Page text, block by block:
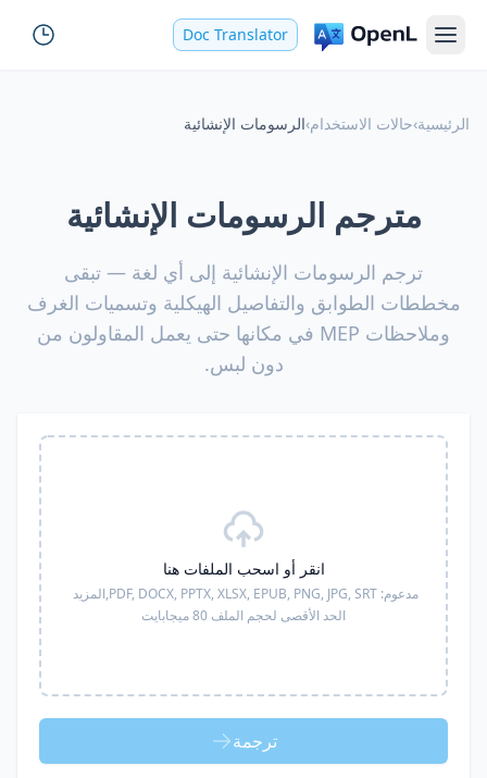
Doc Translator
الرئيسية›حالات الاستخدام›الرسومات الإنشائية
مترجم الرسومات الإنشائية
ترجم الرسومات الإنشائية إلى أي لغة — تبقى
مخططات الطوابق والتفاصيل الهيكلية وتسميات الغرف
وملاحظات MEP في مكانها حتى يعمل المقاولون من
دون لبس.
انقر أو اسحب الملفات هنا
مدعوم: PDF, DOCX, PPTX, XLSX, EPUB, PNG, JPG, SRT, المزيد
الحد الأقصى لحجم الملف 80 ميجابايت
ترجمة